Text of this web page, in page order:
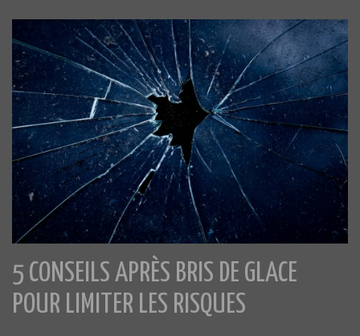
5 CONSEILS APRÈS BRIS DE GLACE
POUR LIMITER LES RISQUES